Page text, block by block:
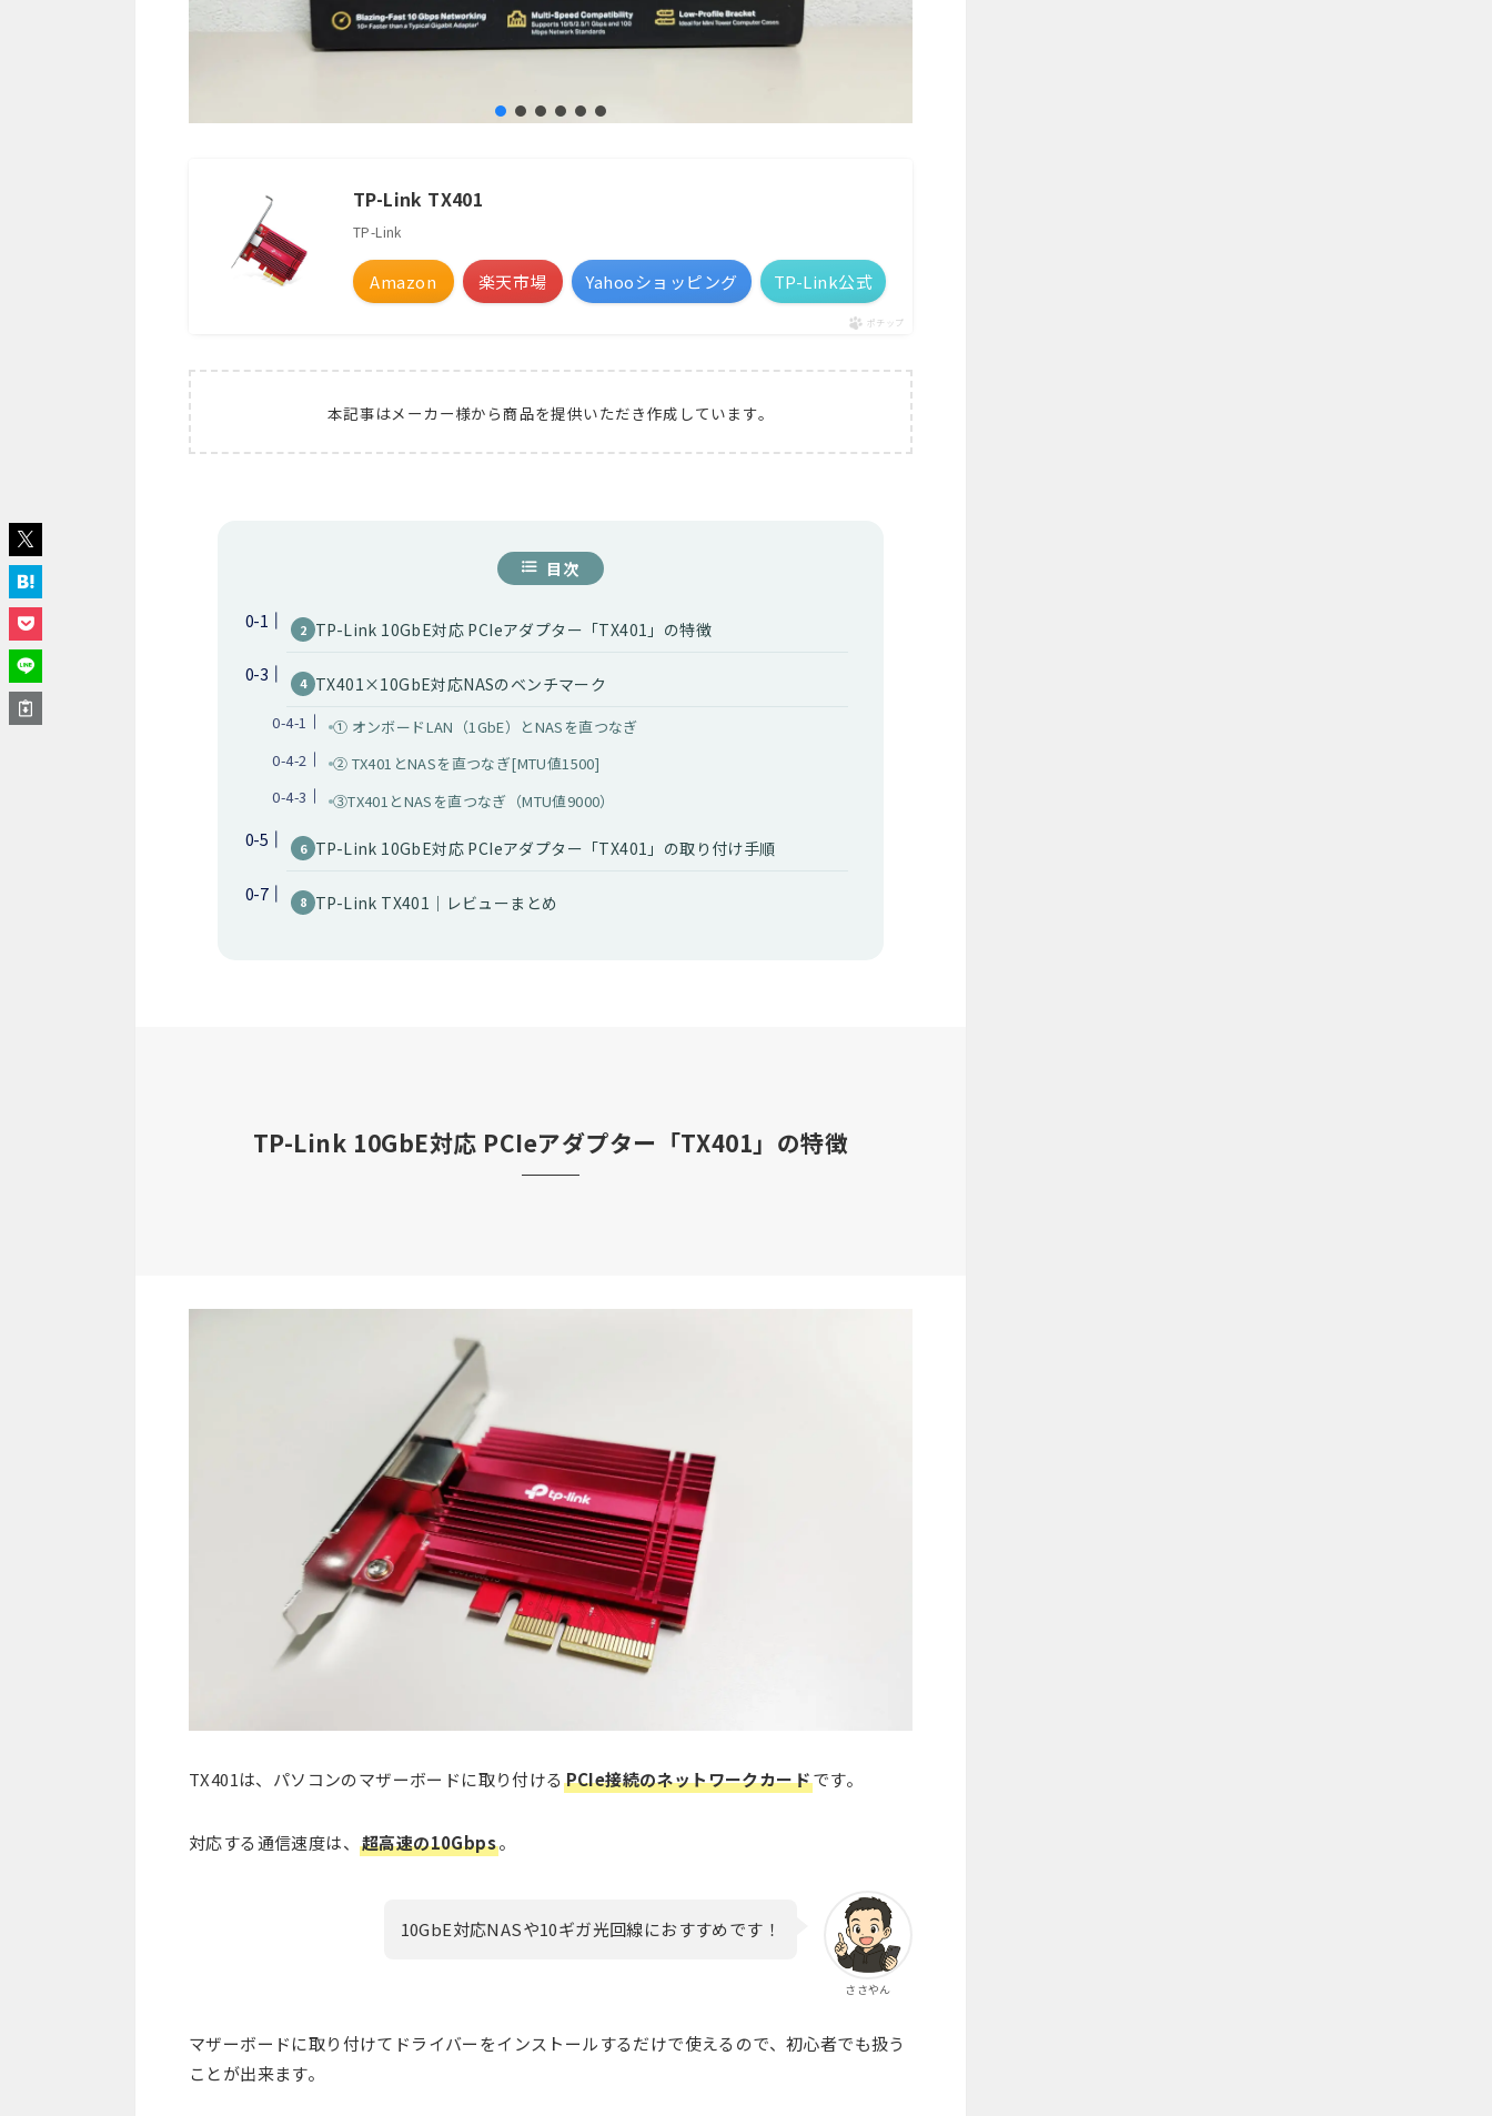
TP-Link TX401
TP-Link
Amazon 楽天市場 Yahooショッピング TP-Link公式
ポチップ
本記事はメーカー様から商品を提供いただき作成しています。
目次
TP-Link 10GbE対応 PCIeアダプター「TX401」の特徴
TX401×10GbE対応NASのベンチマーク
① オンボードLAN（1GbE）とNASを直つなぎ
② TX401とNASを直つなぎ[MTU値1500]
③TX401とNASを直つなぎ（MTU値9000）
TP-Link 10GbE対応 PCIeアダプター「TX401」の取り付け手順
TP-Link TX401｜レビューまとめ
TP-Link 10GbE対応 PCIeアダプター「TX401」の特徴
TX401は、パソコンのマザーボードに取り付ける PCIe接続のネットワークカードです。
対応する通信速度は、 超高速の10Gbps。
ささやん
10GbE対応NASや10ギガ光回線におすすめです！
マザーボードに取り付けてドライバーをインストールするだけで使えるので、初心者でも扱う
ことが出来ます。